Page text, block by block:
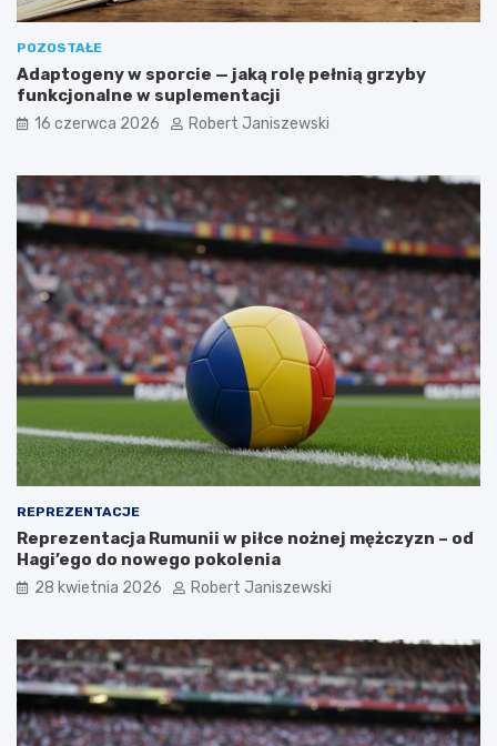
POZOSTAŁE
Adaptogeny w sporcie — jaką rolę pełnią grzyby
funkcjonalne w suplementacji
16 czerwca 2026 Robert Janiszewski
REPREZENTACJE
Reprezentacja Rumunii w piłce nożnej mężczyzn – od
Hagi’ego do nowego pokolenia
28 kwietnia 2026 Robert Janiszewski